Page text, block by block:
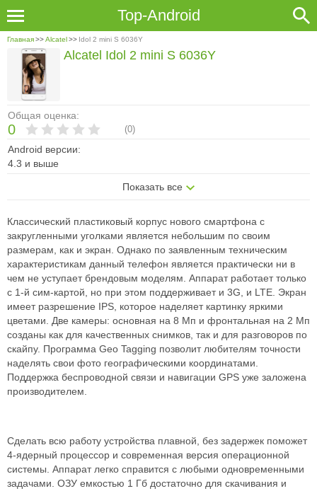
Top-Android
Главная>>Alcatel>> Idol 2 mini S 6036Y
Общая оценка:
0 (0)
Android версии:
4.3 и выше
Показать все
Alcatel Idol 2 mini S 6036Y
Классический пластиковый корпус нового смартфона с
закругленными уголками является небольшим по своим
размерам, как и экран. Однако по заявленным техническим
характеристикам данный телефон является практически ни в
чем не уступает брендовым моделям. Аппарат работает только
с 1-й сим-картой, но при этом поддерживает и 3G, и LTE. Экран
имеет разрешение IPS, которое наделяет картинку яркими
цветами. Две камеры: основная на 8 Мп и фронтальная на 2 Мп
созданы как для качественных снимков, так и для разговоров по
скайпу. Программа Geo Tagging позволит любителям точности
наделять свои фото географическими координатами.
Поддержка беспроводной связи и навигации GPS уже заложена
производителем.
Сделать всю работу устройства плавной, без задержек поможет
4-ядерный процессор и современная версия операционной
системы. Аппарат легко справится с любыми одновременными
задачами. ОЗУ емкостью 1 Гб достаточно для скачивания и